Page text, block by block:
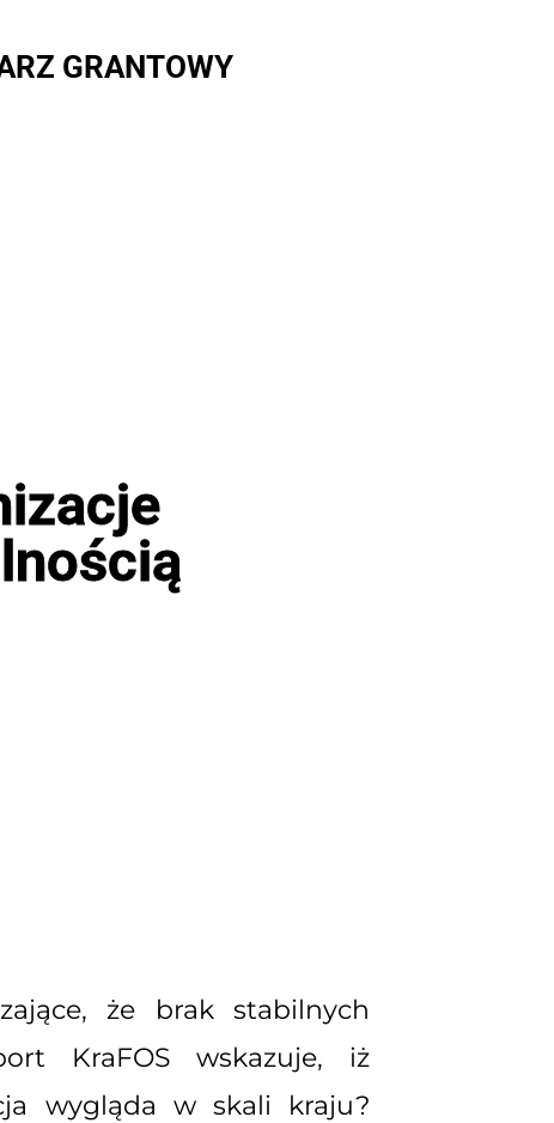
GRANTOWY
że brak stabilnych
KraFOS wskazuje, iż
wygląda w skali kraju?